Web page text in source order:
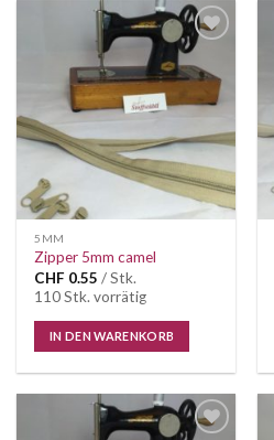
Auf die
Wunschliste
5MM
Zipper 5mm camel
CHF 0.55 / Stk.
110 Stk. vorrätig
IN DEN WARENKORB